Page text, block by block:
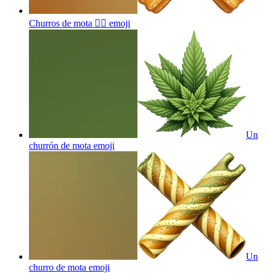
Churros de mota 😮‍💨 emoji
Un
churrón de mota emoji
Un
churro de mota emoji